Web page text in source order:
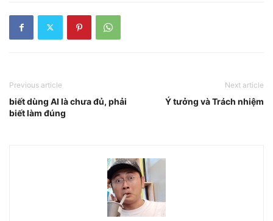
Previous article
biết dùng AI là chưa đủ, phải
biết làm đúng
Next article
Ý tưởng và Trách nhiệm